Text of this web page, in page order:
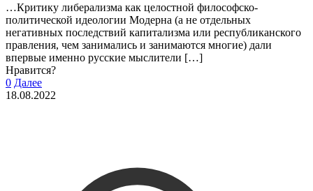
…Критику либерализма как целостной философско-
политической идеологии Модерна (а не отдельных
негативных последствий капитализма или республиканского
правления, чем занимались и занимаются многие) дали
впервые именно русские мыслители […]
Нравится?
0 Далее
18.08.2022